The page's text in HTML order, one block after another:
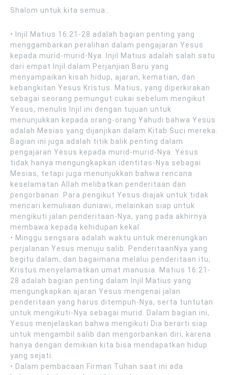
Shalom untuk kita semua…
• Injil Matius 16:21-28 adalah bagian penting yang
menggambarkan peralihan dalam pengajaran Yesus
kepada murid-murid-Nya. Injil Matius adalah salah satu
dari empat Injil dalam Perjanjian Baru yang
menyampaikan kisah hidup, ajaran, kematian, dan
kebangkitan Yesus Kristus. Matius, yang diperkirakan
sebagai seorang pemungut cukai sebelum mengikut
Yesus, menulis Injil ini dengan tujuan untuk
menunjukkan kepada orang-orang Yahudi bahwa Yesus
adalah Mesias yang dijanjikan dalam Kitab Suci mereka.
Bagian ini juga adalah titik balik penting dalam
pengajaran Yesus kepada murid-murid-Nya. Yesus
tidak hanya mengungkapkan identitas-Nya sebagai
Mesias, tetapi juga menunjukkan bahwa rencana
keselamatan Allah melibatkan penderitaan dan
pengorbanan. Para pengikut Yesus diajak untuk tidak
mencari kemuliaan duniawi, melainkan siap untuk
mengikuti jalan penderitaan-Nya, yang pada akhirnya
membawa kepada kehidupan kekal.
• Minggu sengsara adalah waktu untuk merenungkan
perjalanan Yesus menuju salib. PenderitaanNya yang
begitu dalam, dan bagaimana melalui penderitaan itu,
Kristus menyelamatkan umat manusia. Matius 16:21-
28 adalah bagian penting dalam Injil Matius yang
mengungkapkan ajaran Yesus mengenai jalan
penderitaan yang harus ditempuh-Nya, serta tuntutan
untuk mengikuti-Nya sebagai murid. Dalam bagian ini,
Yesus menjelaskan bahwa mengikuti Dia berarti siap
untuk mengambil salib dan mengorbankan diri, karena
hanya dengan demikian kita bisa mendapatkan hidup
yang sejati.
• Dalam pembacaan Firman Tuhan saat ini ada